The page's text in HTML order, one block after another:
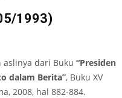
1993)
dari Buku “Presiden
dalam Berita”, Buku XV
2008, hal 882-884.